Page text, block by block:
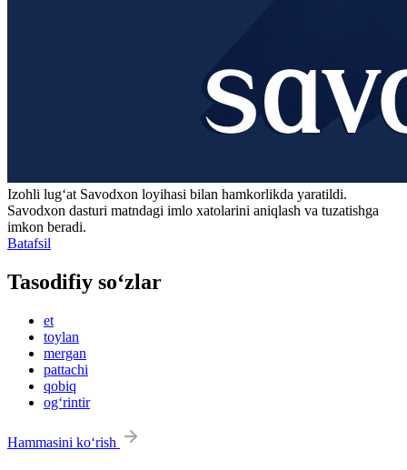
Izohli lugʻat Savodxon loyihasi bilan hamkorlikda yaratildi.
Savodxon dasturi matndagi imlo xatolarini aniqlash va tuzatishga
imkon beradi.
Batafsil
Tasodifiy so‘zlar
et
toylan
mergan
pattachi
qobiq
og‘rintir
Hammasini ko‘rish